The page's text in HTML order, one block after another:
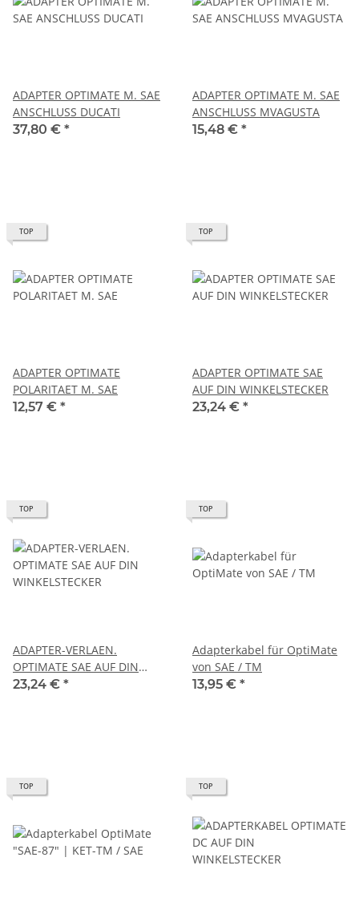
ADAPTER OPTIMATE M. SAE
ANSCHLUSS DUCATI
37,80 € *
ADAPTER OPTIMATE M. SAE
ANSCHLUSS MVAGUSTA
15,48 € *
TOP
ADAPTER OPTIMATE
POLARITAET M. SAE
12,57 € *
TOP
ADAPTER OPTIMATE SAE
AUF DIN WINKELSTECKER
23,24 € *
TOP
ADAPTER-VERLAEN.
OPTIMATE SAE AUF DIN
WINKELSTECKER
23,24 € *
TOP
Adapterkabel für OptiMate
von SAE / TM
13,95 € *
TOP TOP